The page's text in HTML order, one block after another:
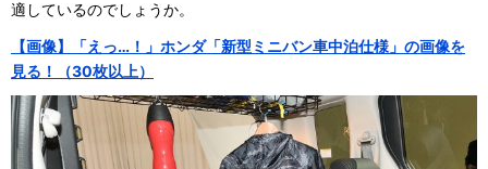
適しているのでしょうか。
【画像】「えっ…！」ホンダ「新型ミニバン車中泊仕様」の画像を
見る！（30枚以上）